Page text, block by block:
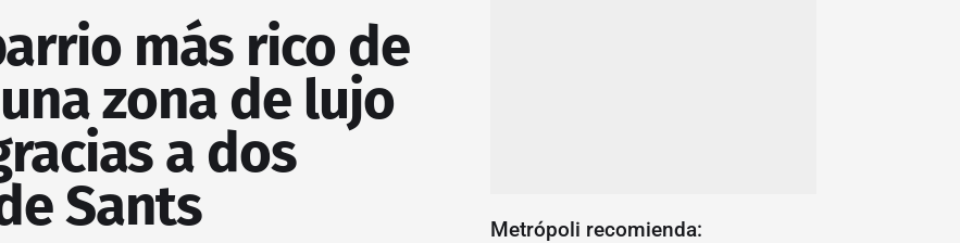
más rico de
zona de lujo
a dos
Sants Metrópoli recomienda: